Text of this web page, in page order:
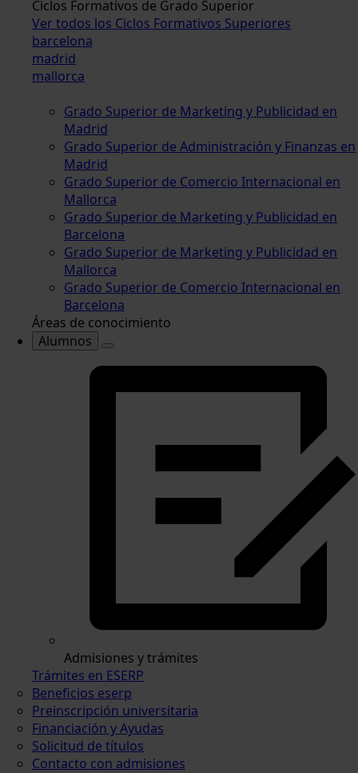
Ciclos Formativos de Grado Superior
Ver todos los Ciclos Formativos Superiores
barcelona
madrid
mallorca
Grado Superior de Marketing y Publicidad en
Madrid
Grado Superior de Administración y Finanzas en
Madrid
Grado Superior de Comercio Internacional en
Mallorca
Grado Superior de Marketing y Publicidad en
Barcelona
Grado Superior de Marketing y Publicidad en
Mallorca
Grado Superior de Comercio Internacional en
Barcelona
Áreas de conocimiento
Alumnos
Admisiones y trámites
Trámites en ESERP
Beneficios eserp
Preinscripción universitaria
Financiación y Ayudas
Solicitud de títulos
Contacto con admisiones